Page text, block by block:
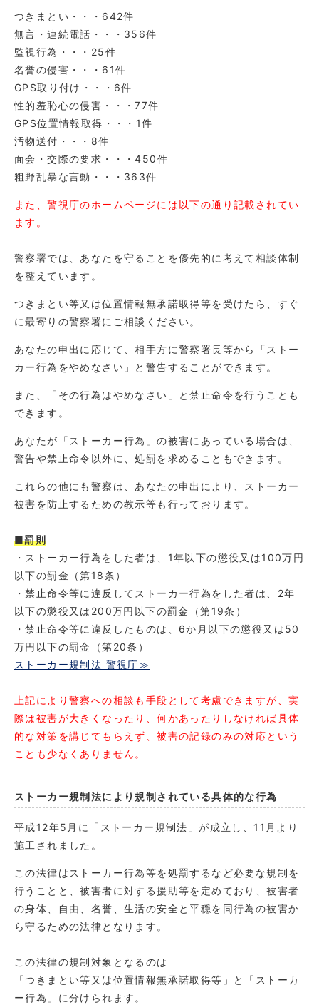
つきまとい・・・642件
無言・連続電話・・・356件
監視行為・・・25件
名誉の侵害・・・61件
GPS取り付け・・・6件
性的羞恥心の侵害・・・77件
GPS位置情報取得・・・1件
汚物送付・・・8件
面会・交際の要求・・・450件
粗野乱暴な言動・・・363件
また、警視庁のホームページには以下の通り記載されてい
ます。
警察署では、あなたを守ることを優先的に考えて相談体制
を整えています。
つきまとい等又は位置情報無承諾取得等を受けたら、すぐ
に最寄りの警察署にご相談ください。
あなたの申出に応じて、相手方に警察署長等から「ストー
カー行為をやめなさい」と警告することができます。
また、「その行為はやめなさい」と禁止命令を行うことも
できます。
あなたが「ストーカー行為」の被害にあっている場合は、
警告や禁止命令以外に、処罰を求めることもできます。
これらの他にも警察は、あなたの申出により、ストーカー
被害を防止するための教示等も行っております。
■罰則
・ストーカー行為をした者は、1年以下の懲役又は100万円
以下の罰金（第18条）
・禁止命令等に違反してストーカー行為をした者は、2年
以下の懲役又は200万円以下の罰金（第19条）
・禁止命令等に違反したものは、6か月以下の懲役又は50
万円以下の罰金（第20条）
ストーカー規制法 警視庁≫
上記により警察への相談も手段として考慮できますが、実
際は被害が大きくなったり、何かあったりしなければ具体
的な対策を講じてもらえず、被害の記録のみの対応という
ことも少なくありません。
ストーカー規制法により規制されている具体的な行為
平成12年5月に「ストーカー規制法」が成立し、11月より
施工されました。
この法律はストーカー行為等を処罰するなど必要な規制を
行うことと、被害者に対する援助等を定めており、被害者
の身体、自由、名誉、生活の安全と平穏を同行為の被害か
ら守るための法律となります。
この法律の規制対象となるのは
「つきまとい等又は位置情報無承諾取得等」と「ストーカ
ー行為」に分けられます。